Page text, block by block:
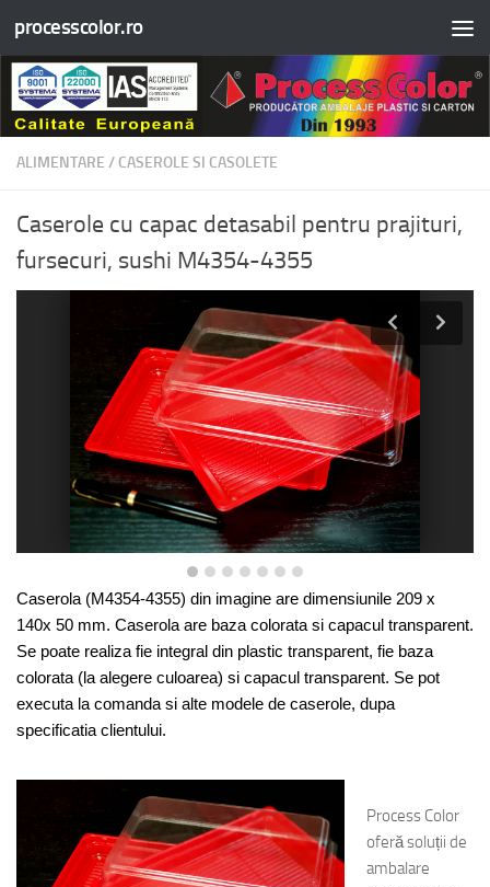
Skip to content
processcolor.ro
ALIMENTARE / CASEROLE SI CASOLETE
Caserole cu capac detasabil pentru prajituri,
fursecuri, sushi M4354-4355
Caserola (M4354-4355) din imagine are dimensiunile 209 x
140x 50 mm. Caserola are baza colorata si capacul transparent.
Se poate realiza fie integral din plastic transparent, fie baza
colorata (la alegere culoarea) si capacul transparent. Se pot
executa la comanda si alte modele de caserole, dupa
specificatia clientului.
Process Color
oferă soluții de
ambalare